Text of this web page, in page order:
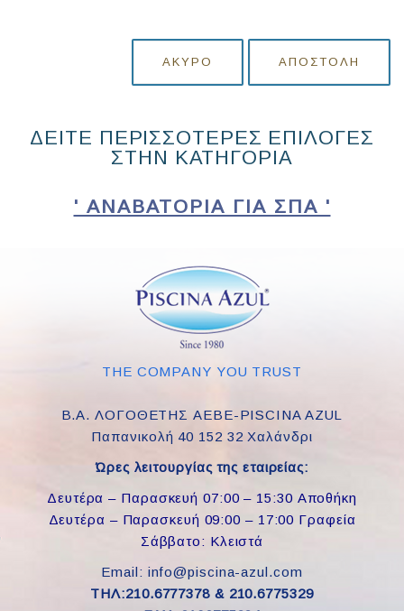
ΆΚΥΡΟ ΑΠΟΣΤΟΛΉ
ΔΕΙΤΕ ΠΕΡΙΣΣΟΤΕΡΕΣ ΕΠΙΛΟΓΕΣ
ΣΤΗΝ ΚΑΤΗΓΟΡΙΑ
' ΑΝΑΒΑΤΌΡΙΑ ΓΙΑ ΣΠΑ '
THE COMPANY YOU TRUST
Β.Α. ΛΟΓΟΘΕΤΗΣ ΑΕΒΕ-PISCINA AZUL
Παπανικολή 40 152 32 Χαλάνδρι
Ώρες λειτουργίας της εταιρείας:
Δευτέρα – Παρασκευή 07:00 – 15:30 Αποθήκη
Δευτέρα – Παρασκευή 09:00 – 17:00 Γραφεία
Σάββατο: Κλειστά
Email: info@piscina-azul.com
ΤΗΛ:210.6777378 & 210.6775329